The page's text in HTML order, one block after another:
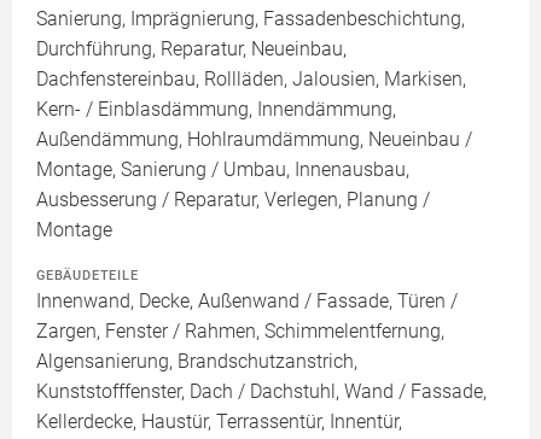
Sanierung, Imprägnierung, Fassadenbeschichtung,
Durchführung, Reparatur, Neueinbau,
Dachfenstereinbau, Rollläden, Jalousien, Markisen,
Kern- / Einblasdämmung, Innendämmung,
Außendämmung, Hohlraumdämmung, Neueinbau /
Montage, Sanierung / Umbau, Innenausbau,
Ausbesserung / Reparatur, Verlegen, Planung /
Montage
GEBÄUDETEILE
Innenwand, Decke, Außenwand / Fassade, Türen /
Zargen, Fenster / Rahmen, Schimmelentfernung,
Algensanierung, Brandschutzanstrich,
Kunststofffenster, Dach / Dachstuhl, Wand / Fassade,
Kellerdecke, Haustür, Terrassentür, Innentür,